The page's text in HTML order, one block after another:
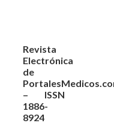
Revista
Electrónica
de
– ISSN
1886-
8924